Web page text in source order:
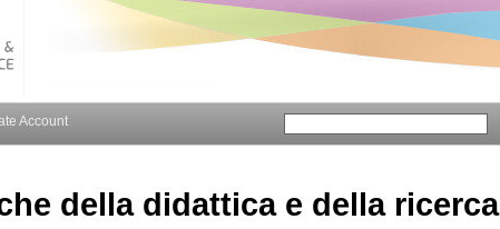
Account
della didattica e della ricerca